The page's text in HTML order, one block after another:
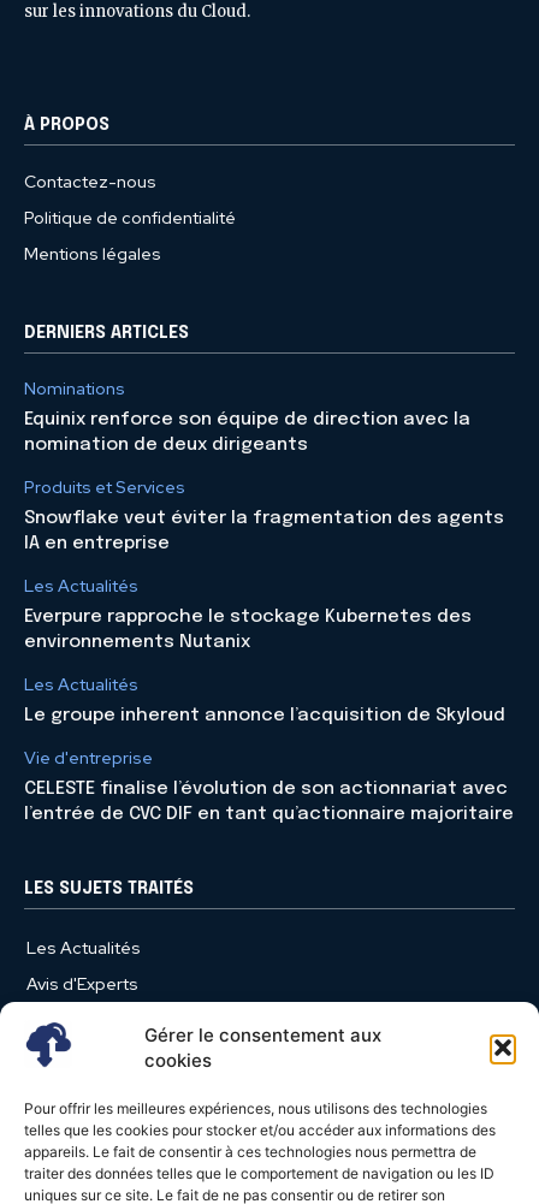
Gérer le consentement aux
cookies
Pour offrir les meilleures expériences, nous utilisons des technologies
telles que les cookies pour stocker et/ou accéder aux informations des
appareils. Le fait de consentir à ces technologies nous permettra de
traiter des données telles que le comportement de navigation ou les ID
uniques sur ce site. Le fait de ne pas consentir ou de retirer son
sur les innovations du Cloud.
À PROPOS
Contactez-nous
Politique de confidentialité
Mentions légales
DERNIERS ARTICLES
Nominations
Equinix renforce son équipe de direction avec la
nomination de deux dirigeants
Produits et Services
Snowflake veut éviter la fragmentation des agents
IA en entreprise
Les Actualités
Everpure rapproche le stockage Kubernetes des
environnements Nutanix
Les Actualités
Le groupe inherent annonce l’acquisition de Skyloud
Vie d'entreprise
CELESTE finalise l’évolution de son actionnariat avec
l’entrée de CVC DIF en tant qu’actionnaire majoritaire
LES SUJETS TRAITÉS
Les Actualités
Avis d'Experts
Produits et Services
Vie d'entreprise
Nominations
Études